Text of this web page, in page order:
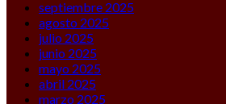
septiembre 2025
agosto 2025
julio 2025
junio 2025
mayo 2025
abril 2025
marzo 2025